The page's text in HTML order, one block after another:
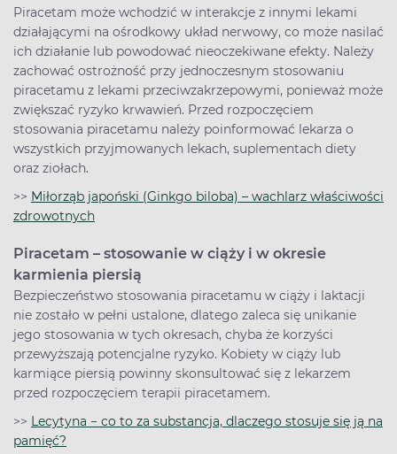
Piracetam może wchodzić w interakcje z innymi lekami
działającymi na ośrodkowy układ nerwowy, co może nasilać
ich działanie lub powodować nieoczekiwane efekty. Należy
zachować ostrożność przy jednoczesnym stosowaniu
piracetamu z lekami przeciwzakrzepowymi, ponieważ może
zwiększać ryzyko krwawień. Przed rozpoczęciem
stosowania piracetamu należy poinformować lekarza o
wszystkich przyjmowanych lekach, suplementach diety
oraz ziołach.
>> Miłorząb japoński (Ginkgo biloba) – wachlarz właściwości
zdrowotnych
Piracetam – stosowanie w ciąży i w okresie
karmienia piersią
Bezpieczeństwo stosowania piracetamu w ciąży i laktacji
nie zostało w pełni ustalone, dlatego zaleca się unikanie
jego stosowania w tych okresach, chyba że korzyści
przewyższają potencjalne ryzyko. Kobiety w ciąży lub
karmiące piersią powinny skonsultować się z lekarzem
przed rozpoczęciem terapii piracetamem.
>> Lecytyna − co to za substancja, dlaczego stosuje się ją na
pamięć?